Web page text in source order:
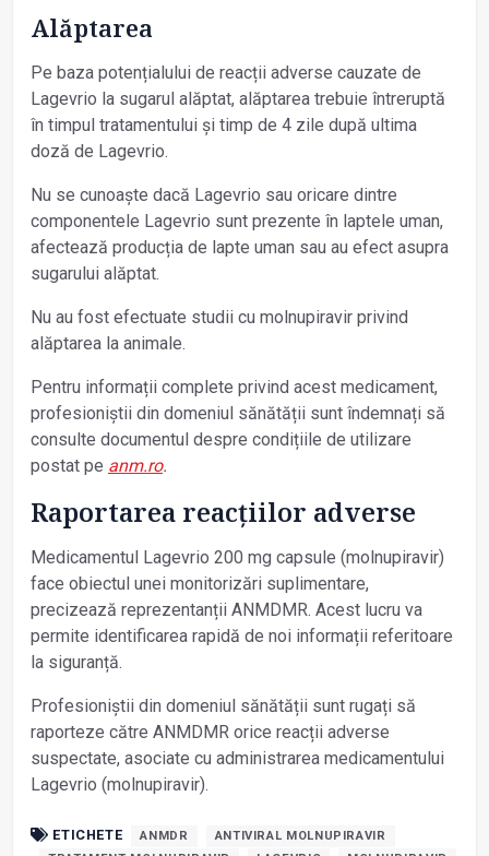
Alăptarea
Pe baza potențialului de reacții adverse cauzate de
Lagevrio la sugarul alăptat, alăptarea trebuie întreruptă
în timpul tratamentului și timp de 4 zile după ultima
doză de Lagevrio.
Nu se cunoaște dacă Lagevrio sau oricare dintre
componentele Lagevrio sunt prezente în laptele uman,
afectează producția de lapte uman sau au efect asupra
sugarului alăptat.
Nu au fost efectuate studii cu molnupiravir privind
alăptarea la animale.
Pentru informații complete privind acest medicament,
profesioniștii din domeniul sănătății sunt îndemnați să
consulte documentul despre condițiile de utilizare
postat pe anm.ro.
Raportarea reacţiilor adverse
Medicamentul Lagevrio 200 mg capsule (molnupiravir)
face obiectul unei monitorizări suplimentare,
precizează reprezentanții ANMDMR. Acest lucru va
permite identificarea rapidă de noi informații referitoare
la siguranță.
Profesioniștii din domeniul sănătății sunt rugați să
raporteze către ANMDMR orice reacții adverse
suspectate, asociate cu administrarea medicamentului
Lagevrio (molnupiravir).
ETICHETE ANMDR
ANTIVIRAL MOLNUPIRAVIR